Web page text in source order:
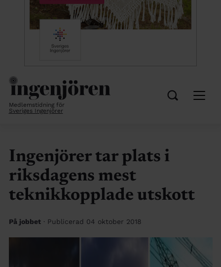
Medlemstidning för
Sveriges Ingenjörer
Ingenjörer tar plats i
riksdagens mest
teknikkopplade utskott
På jobbet · Publicerad 04 oktober 2018